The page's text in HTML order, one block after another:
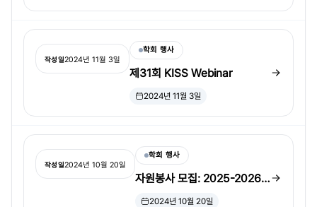
작성일2024년 11월 3일
학회 행사
제31회 KISS Webinar
2024년 11월 3일
작성일2024년 10월 20일
학회 행사
자원봉사 모집: 2025-2026
KISS Officer Positions
2024년 10월 20일